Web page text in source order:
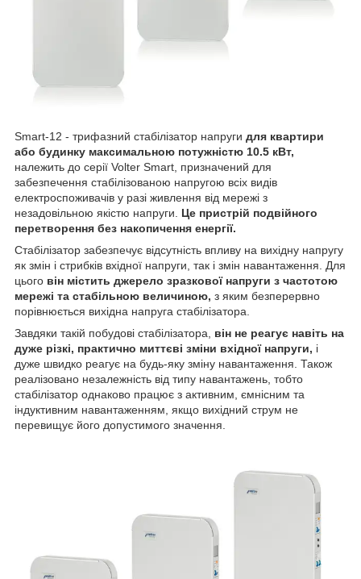
Smart-12 - трифазний стабілізатор напруги для квартири
або будинку максимальною потужністю 10.5 кВт,
належить до серії Volter Smart, призначений для
забезпечення стабілізованою напругою всіх видів
електроспоживачів у разі живлення від мережі з
незадовільною якістю напруги. Це пристрій подвійного
перетворення без накопичення енергії.
Стабілізатор забезпечує відсутність впливу на вихідну напругу
як змін і стрибків вхідної напруги, так і змін навантаження. Для
цього він містить джерело зразкової напруги з частотою
мережі та стабільною величиною, з яким безперервно
порівнюється вихідна напруга стабілізатора.
Завдяки такій побудові стабілізатора, він не реагує навіть на
дуже різкі, практично миттєві зміни вхідної напруги, і
дуже швидко реагує на будь-яку зміну навантаження. Також
реалізовано незалежність від типу навантажень, тобто
стабілізатор однаково працює з активним, ємнісним та
індуктивним навантаженням, якщо вихідний струм не
перевищує його допустимого значення.